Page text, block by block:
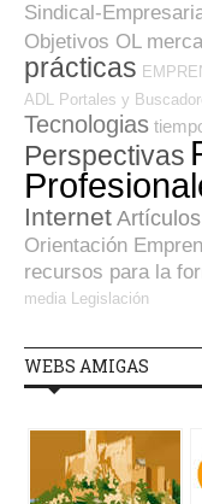
Sindical-
Objetivos OL
prácticas
ADL Portales y
Tecnologias
Perspectivas
Internet
Orientación
recursos para la
media Legislación
WEBS AMIGAS